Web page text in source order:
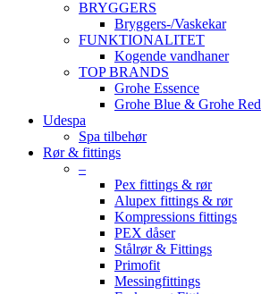
BRYGGERS
Bryggers-/Vaskekar
FUNKTIONALITET
Kogende vandhaner
TOP BRANDS
Grohe Essence
Grohe Blue & Grohe Red
Udespa
Spa tilbehør
Rør & fittings
–
Pex fittings & rør
Alupex fittings & rør
Kompressions fittings
PEX dåser
Stålrør & Fittings
Primofit
Messingfittings